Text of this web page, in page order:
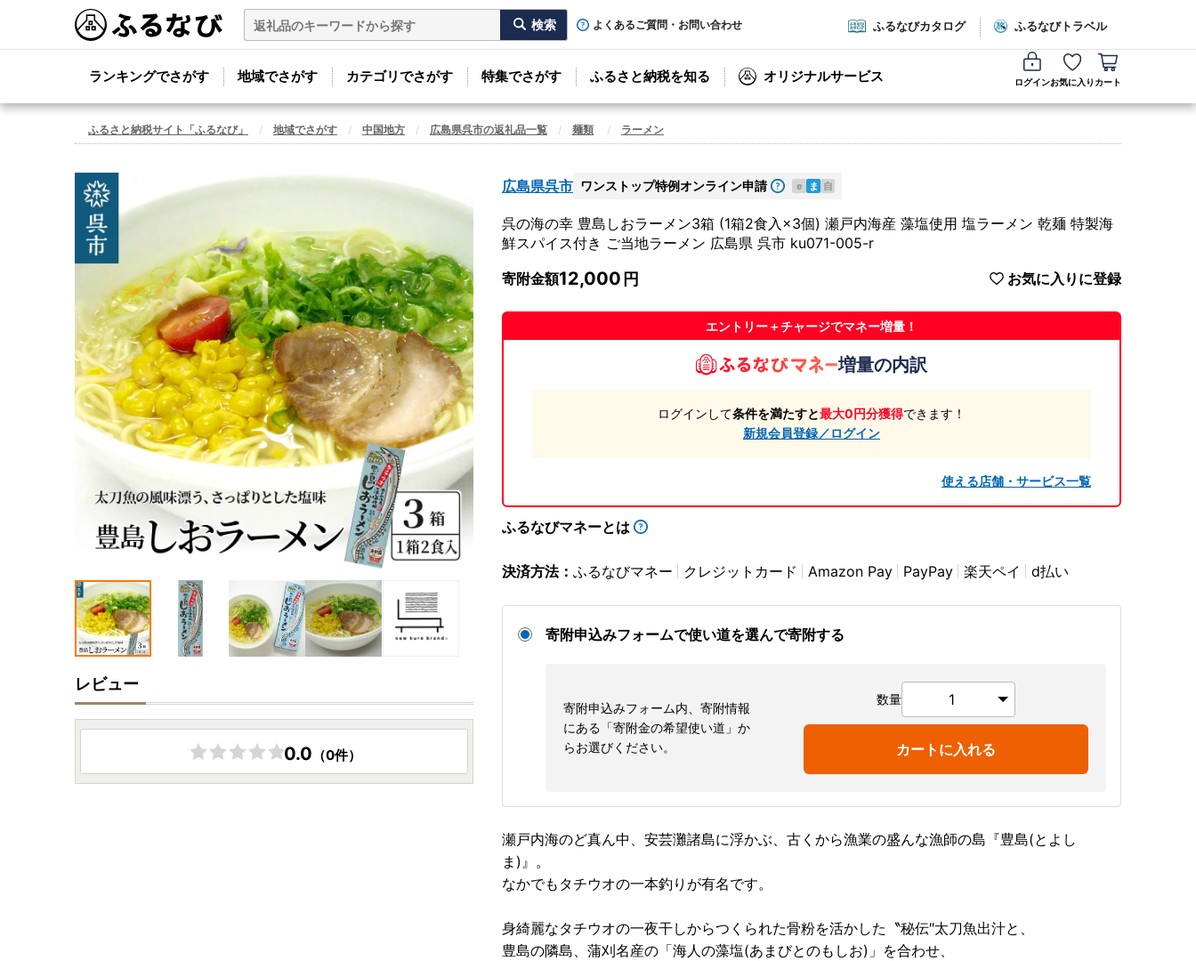
よくあるご質問・お問い合わせ ふるなびカタログ ふるなびトラベル
ランキングでさがす 地域でさがす カテゴリでさがす 特集でさがす ふるさと納税を知る オリジナルサービス ログインお気に入り カート
ふるさと納税サイト「ふるなび」 地域でさがす 中国地方 広島県呉市の返礼品一覧 麺類 ラーメン
広島県呉市 ワンストップ特例オンライン申請 e ま 自
呉の海の幸 豊島しおラーメン3箱 (1箱2食入×3個) 瀬戸内海産 藻塩使用 塩ラーメン 乾麺 特製海
鮮スパイス付き ご当地ラーメン 広島県 呉市 ku071-005-r
寄附金額12,000 お気に入りに登録
エントリー＋チャージでマネー増量！
増量の内訳
ログインして条件を満たすと最大0円分獲得できます！
新規会員登録／ログイン
使える店舗・サービス一覧
ふるなびマネーとは
決済方法： ふるなびマネー クレジットカード Amazon Pay PayPay 楽天ペイ d払い
寄附申込みフォームで使い道を選んで寄附する
寄附申込みフォーム内、寄附情報
にある「寄附金の希望使い道」か
らお選びください。
数量
カートに入れる
瀬戸内海のど真ん中、安芸灘諸島に浮かぶ、古くから漁業の盛んな漁師の島『豊島(とよし
ま)』。
なかでもタチウオの一本釣りが有名です。
身綺麗なタチウオの一夜干しからつくられた骨粉を活かした〝秘伝″太刀魚出汁と、
豊島の隣島、蒲刈名産の「海人の藻塩(あまびとのもしお)」を合わせ、
レビュー
0.0 （0件）